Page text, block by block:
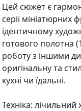
Цей сюжет є
серії мініатюрних
ідентичному
готового полотна
роботу з іншими
оригінальну та
кухні чи їдальні.
Техніка: лічильний